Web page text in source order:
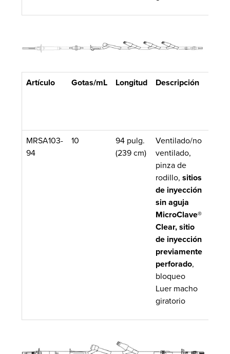
Artículo Gotas/mL Longitud Descripción
MRSA103-
94
10
94 pulg.
(239 cm)
Ventilado/no
ventilado,
pinza de
rodillo, sitios
de inyección
sin aguja
MicroClave®
Clear, sitio
de inyección
previamente
perforado,
bloqueo
Luer macho
giratorio